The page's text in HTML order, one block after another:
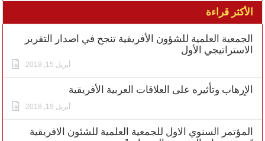
الأكثر قراءة
الجمعية العلمية للشؤون الأفريقية تنجح في اصدار التقرير
الاستراتيجي الأول
أبريل 15, 2018
الاٍرهاب وتأثيره على العلاقات العربية الأفريقية
أبريل 19, 2018
المؤتمر السنوي الاول للجمعية العلمية للشئون الافريقية